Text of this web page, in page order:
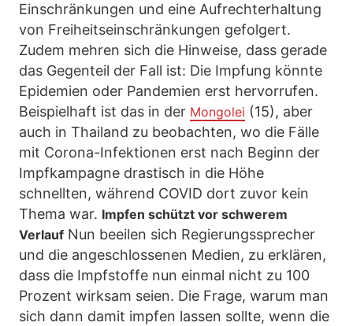
Einschränkungen und eine Aufrechterhaltung
von Freiheitseinschränkungen gefolgert.
Zudem mehren sich die Hinweise, dass gerade
das Gegenteil der Fall ist: Die Impfung könnte
Epidemien oder Pandemien erst hervorrufen.
Beispielhaft ist das in der Mongolei (15), aber
auch in Thailand zu beobachten, wo die Fälle
mit Corona-Infektionen erst nach Beginn der
Impfkampagne drastisch in die Höhe
schnellten, während COVID dort zuvor kein
Thema war. Impfen schützt vor schwerem
Verlauf Nun beeilen sich Regierungssprecher
und die angeschlossenen Medien, zu erklären,
dass die Impfstoffe nun einmal nicht zu 100
Prozent wirksam seien. Die Frage, warum man
sich dann damit impfen lassen sollte, wenn die